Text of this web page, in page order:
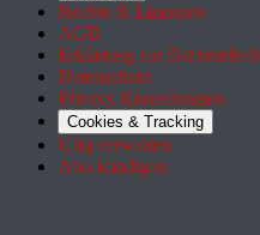
Rechte & Lizenzen
AGB
Erklärung zur
Datenschutz
Privacy Einstellungen
Cookies & Tracking
Utiq verwalten
Abo kündigen